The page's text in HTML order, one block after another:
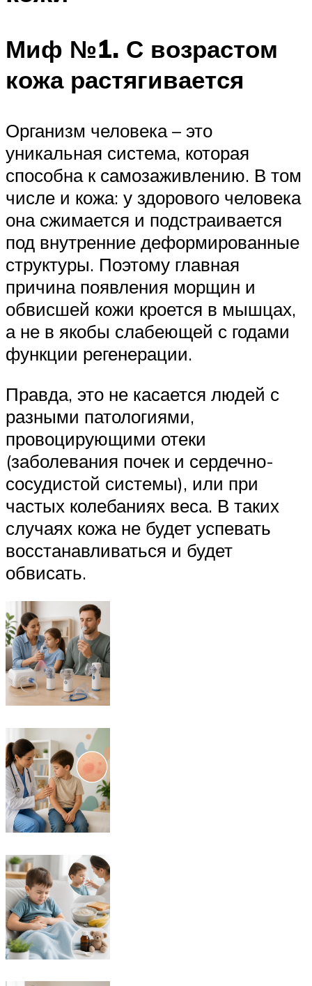
Миф №1. С возрастом
кожа растягивается
Организм человека – это
уникальная система, которая
способна к самозаживлению. В том
числе и кожа: у здорового человека
она сжимается и подстраивается
под внутренние деформированные
структуры. Поэтому главная
причина появления морщин и
обвисшей кожи кроется в мышцах,
а не в якобы слабеющей с годами
функции регенерации.
Правда, это не касается людей с
разными патологиями,
провоцирующими отеки
(заболевания почек и сердечно-
сосудистой системы), или при
частых колебаниях веса. В таких
случаях кожа не будет успевать
восстанавливаться и будет
обвисать.